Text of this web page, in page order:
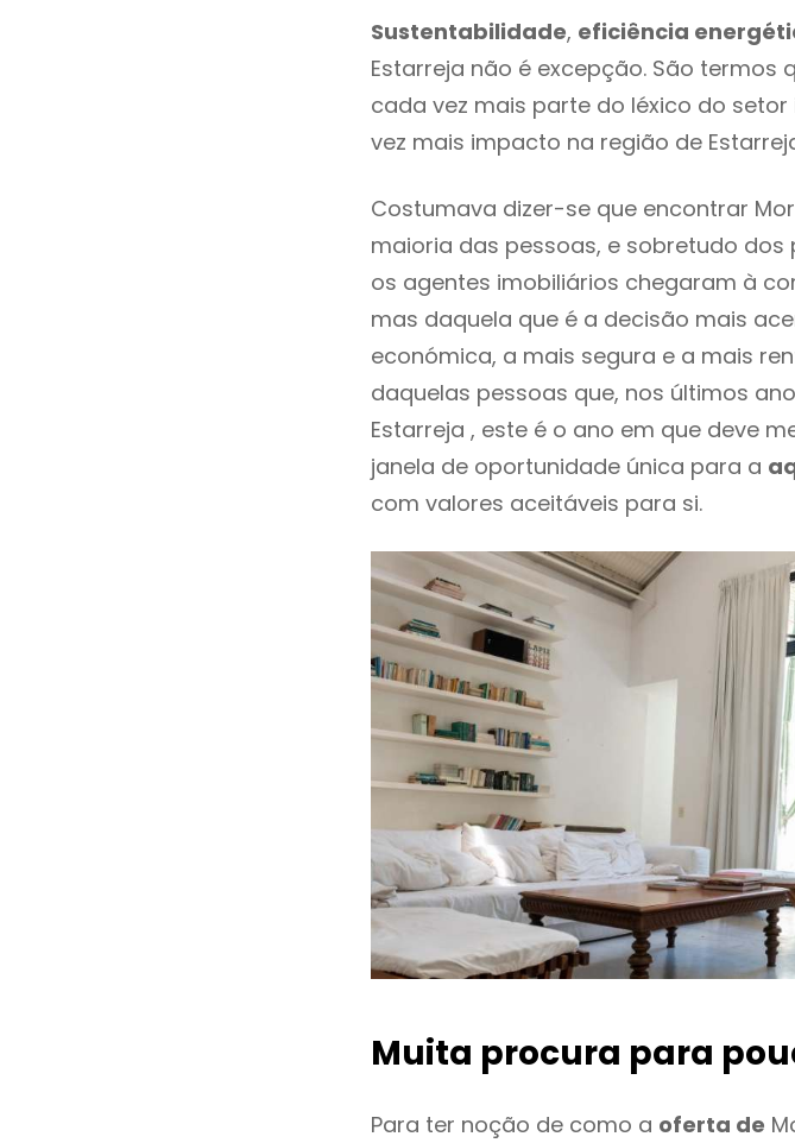
Sustentabilidade, eficiência
Estarreja não é excepção. São
cada vez mais parte do léxico do
vez mais impacto na região de
Costumava dizer-se que encontrar
maioria das pessoas, e sobretudo dos
os agentes imobiliários chegaram à
mas daquela que é a decisão mais
económica, a mais segura e a mais
daquelas pessoas que, nos últimos
Estarreja , este é o ano em que deve
janela de oportunidade única para a
com valores aceitáveis para si.
Muita procura para
Para ter noção de como a oferta de